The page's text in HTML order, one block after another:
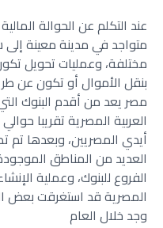
عند التكلم عن الحوالة
متواجد في مدينة معينة
مختلفة، وعمليات تحويل
بنقل الأموال أو تكون عن
مصر يعد من أقدم البنوك
أيدي المصريين، وبعدها
العديد من المناطق
الفروع للبنوك، وعملية
المصرية قد استغرقت بعض
وجد خلال العام